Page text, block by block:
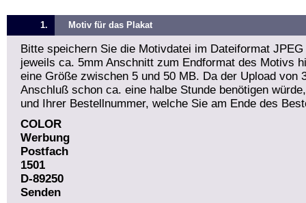
1. Motiv für das Plakat
Bitte speichern Sie die Motivdatei im Dateiformat
jeweils ca. 5mm Anschnitt zum Endformat des Motivs
eine Größe zwischen 5 und 50 MB. Da der Upload von
Anschluß schon ca. eine halbe Stunde benötigen
und Ihrer Bestellnummer, welche Sie am Ende des
COLOR
Werbung
Postfach
1501
D-89250
Senden